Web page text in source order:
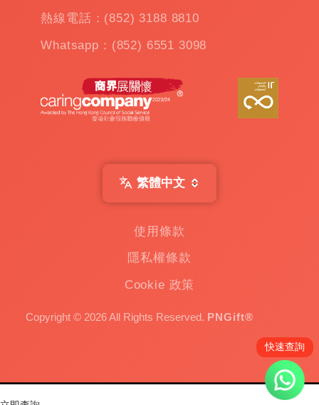
熱線電話：(852) 3188 8810
Whatsapp：(852) 6551 3098
繁體中文
使用條款
隱私權條款
Cookie 政策
Copyright © 2026 All Rights Reserved. PNGift®
快速查詢